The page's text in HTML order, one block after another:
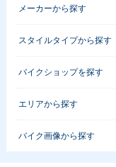
メーカーから探す
スタイルタイプから探す
バイクショップを探す
エリアから探す
バイク画像から探す